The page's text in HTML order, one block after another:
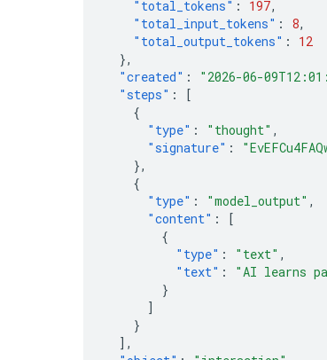
"total_tokens" : 197,
"total_input_tokens" : 8,
"total_output_tokens" :
12
},
"created" : "2026-06-
"steps" :
[
{
"type" : "thought" ,
"signature" :
},
{
"type" : "model_output" ,
"content" :
[
{
"type" : "text" ,
"text" :
"AI learns
}
]
}
],